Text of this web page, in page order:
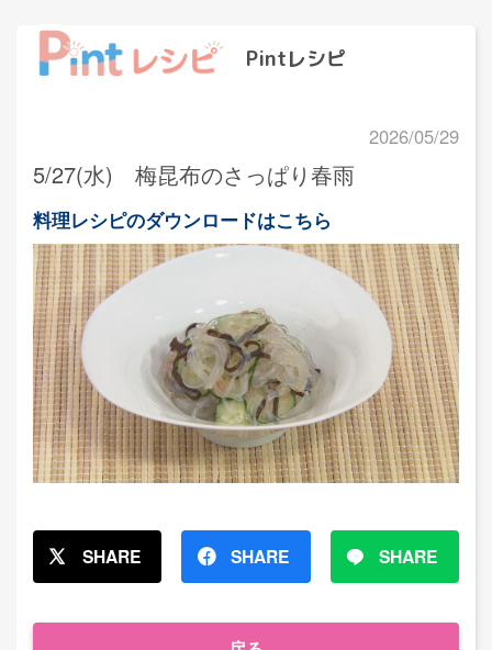
Pintレシピ
2026/05/29
5/27(水) 梅昆布のさっぱり春雨
料理レシピのダウンロードはこちら
SHARE SHARE SHARE